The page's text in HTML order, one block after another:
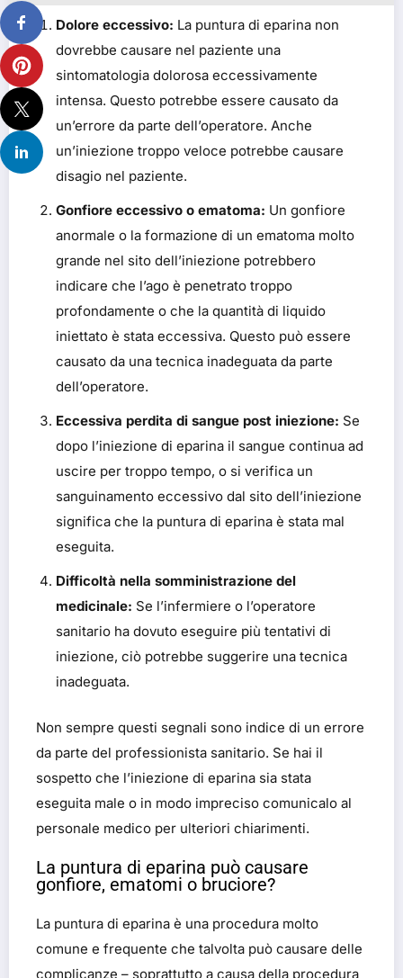
Dolore eccessivo: La puntura di eparina non
dovrebbe causare nel paziente una
sintomatologia dolorosa eccessivamente
intensa. Questo potrebbe essere causato da
un’errore da parte dell’operatore. Anche
un’iniezione troppo veloce potrebbe causare
disagio nel paziente.
Gonfiore eccessivo o ematoma: Un gonfiore
anormale o la formazione di un ematoma molto
grande nel sito dell’iniezione potrebbero
indicare che l’ago è penetrato troppo
profondamente o che la quantità di liquido
iniettato è stata eccessiva. Questo può essere
causato da una tecnica inadeguata da parte
dell’operatore.
Eccessiva perdita di sangue post iniezione: Se
dopo l’iniezione di eparina il sangue continua ad
uscire per troppo tempo, o si verifica un
sanguinamento eccessivo dal sito dell’iniezione
significa che la puntura di eparina è stata mal
eseguita.
Difficoltà nella somministrazione del
medicinale: Se l’infermiere o l’operatore
sanitario ha dovuto eseguire più tentativi di
iniezione, ciò potrebbe suggerire una tecnica
inadeguata.
Non sempre questi segnali sono indice di un errore
da parte del professionista sanitario. Se hai il
sospetto che l’iniezione di eparina sia stata
eseguita male o in modo impreciso comunicalo al
personale medico per ulteriori chiarimenti.
La puntura di eparina può causare
gonfiore, ematomi o bruciore?
La puntura di eparina è una procedura molto
comune e frequente che talvolta può causare delle
complicanze – soprattutto a causa della procedura